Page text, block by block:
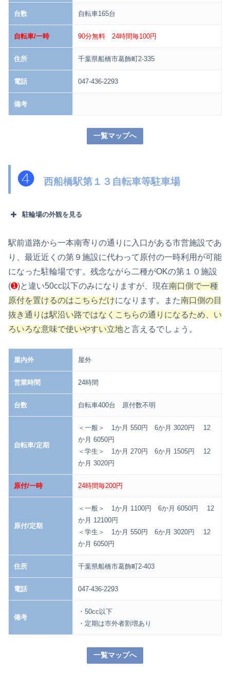
台数 自転車165台
自転車/一時 90分無料 24時間毎100円
住所 千葉県船橋市葛飾町2-335
電話 047-436-2293
備考
一覧マップへ
❹西船橋駅第１３自転車等駐車場
駐輪場の外観を見る
駅前道路から一本南寄りの通りに入口がある市営施設であ
り、最近近くの第９施設に代わって原付の一時利用が可能
になった駐輪場です。残念ながら二種がOKの第１０施設
(➊)と違い50cc以下のみになりますが、現在南口側で一種
原付を置けるのはこちらだけになります。また南口側の目
抜き通りは駅沿い路ではなくこちらの通りになるため、い
ろいろな意味で使いやすい立地と言えるでしょう。
屋内外 屋外
営業時間 24時間
台数 自転車400台 原付数不明
自転車/定期
＜一般＞ 1か月 550円 6か月 3020円 12
か月 6050円
＜学生＞ 1か月 270円 6か月 1505円 12
か月 3020円
原付/一時 24時間毎200円
原付/定期
＜一般＞ 1か月 1100円 6か月 6050円 12
か月 12100円
＜学生＞ 1か月 550円 6か月 3020円 12
か月 6050円
住所 千葉県船橋市葛飾町2-403
電話 047-436-2293
備考
・50cc以下
・定期は市外者割増あり
一覧マップへ